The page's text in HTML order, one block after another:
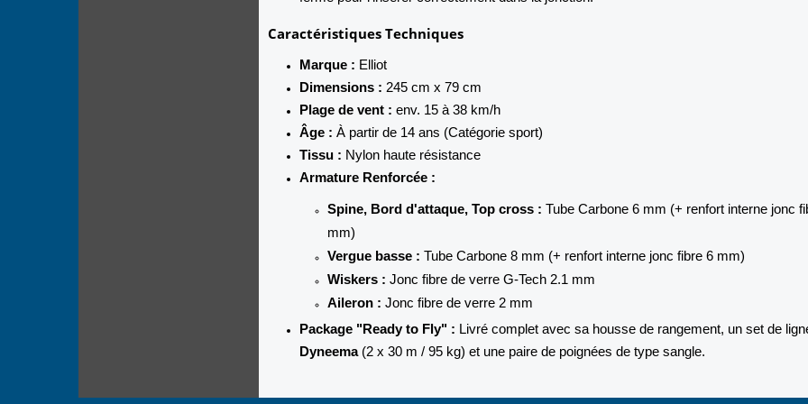
Caractéristiques Techniques
Marque : Elliot
Dimensions : 245 cm x 79 cm
Plage de vent : env. 15 à 38 km/h
Âge : À partir de 14 ans (Catégorie sport)
Tissu : Nylon haute résistance
Armature Renforcée :
Spine, Bord d'attaque, Top cross : Tube Carbone 6 mm (+ renfort interne jonc
mm)
Vergue basse : Tube Carbone 8 mm (+ renfort interne jonc fibre 6 mm)
Wiskers : Jonc fibre de verre G-Tech 2.1 mm
Aileron : Jonc fibre de verre 2 mm
Package "Ready to Fly" : Livré complet avec sa housse de rangement, un set de
Dyneema(2 x 30 m / 95 kg) et une paire de poignées de type sangle.